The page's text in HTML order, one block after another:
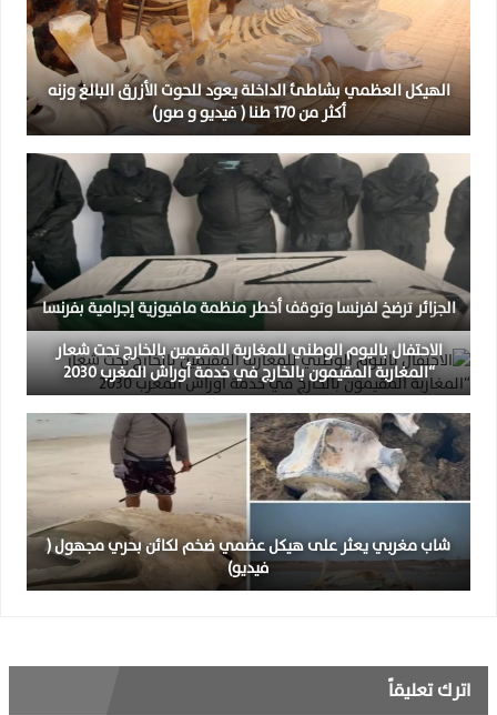
الهيكل العظمي بشاطئ الداخلة يعود للحوت الأزرق البالغ وزنه
أكثر من 170 طنا ( فيديو و صور)
الجزائر ترضخ لفرنسا وتوقف أخطر منظمة مافيوزية إجرامية بفرنسا
الاحتفال باليوم الوطني للمغاربة المقيمين بالخارج تحت شعار
“المغاربة المقيمون بالخارج في خدمة أوراش المغرب 2030
شاب مغربي يعثر على هيكل عضمي ضخم لكائن بحري مجهول (
فيديو)
اترك تعليقاً